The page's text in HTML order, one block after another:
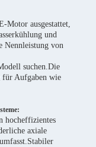
Motor ausgestattet,
und
Nennleistung von
suchen.Die
für Aufgaben wie
hocheffizientes
axiale